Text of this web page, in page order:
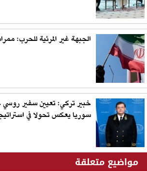
الجبهة غير المرئية للحرب:
خبير تركي: تعيين سفير روسي
سوريا يعكس تحولا في
مواضيع متعلقة